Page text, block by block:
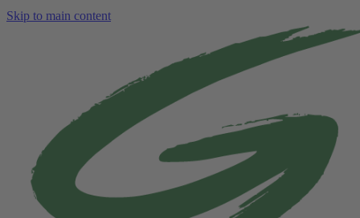
Skip to main content